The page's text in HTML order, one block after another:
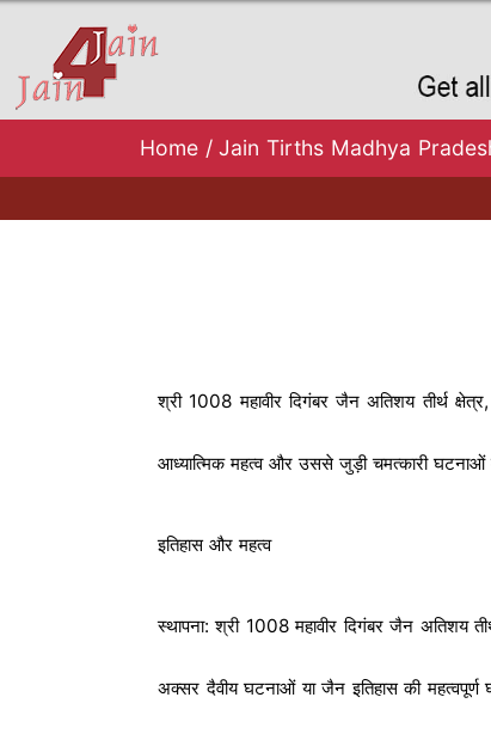
Home / Jain Tirths Madhya
श्री 1008 महावीर दिगंबर जैन अतिशय तीर्थ
आध्यात्मिक महत्व और उससे जुड़ी चमत्कारी घटनाओं
इतिहास और महत्व
स्थापना: श्री 1008 महावीर दिगंबर जैन अतिशय
अक्सर दैवीय घटनाओं या जैन इतिहास की महत्वपूर्ण